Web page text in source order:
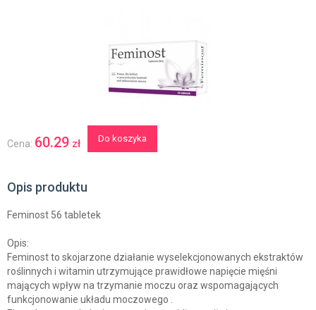
Cena: 60.29 zł Do koszyka
Opis produktu
Feminost 56 tabletek
Opis:
Feminost to skojarzone działanie wyselekcjonowanych ekstraktów
roślinnych i witamin utrzymujące prawidłowe napięcie mięśni
mających wpływ na trzymanie moczu oraz wspomagających
funkcjonowanie układu moczowego .